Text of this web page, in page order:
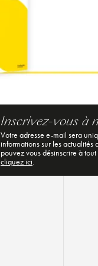
Inscrivez-vous à
Votre adresse e-mail sera
informations sur les actualités
pouvez vous désinscrire à
cliquez ici.